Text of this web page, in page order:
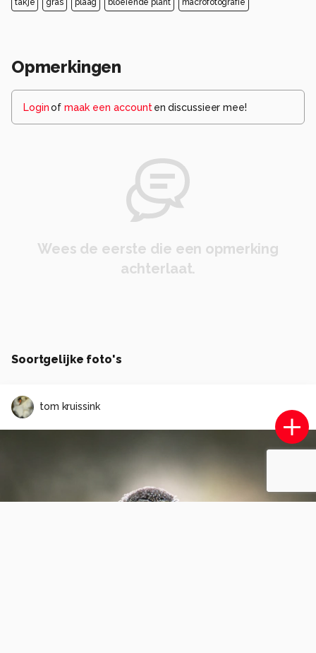
Opmerkingen
Loginof maak een account en discussieer mee!
Wees de eerste die een opmerking
achterlaat.
Soortgelijke foto's
tom kruissink